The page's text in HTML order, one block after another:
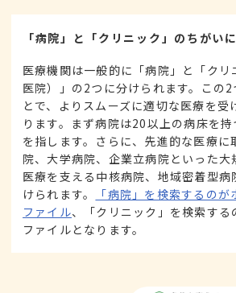
「病院」と「クリニック」のちがい
医療機関は一般的に「病院」と「クリ
医院）」の2つに分けられます。この
とで、よりスムーズに適切な医療を受
ります。まず病院は20以上の病床を
を指します。さらに、先進的な医療に
院、大学病院、企業立病院といった大
医療を支える中核病院、地域密着型病
けられます。
「病院」を検索するのが
ファイル、「クリニック」を検索する
ファイルとなります。